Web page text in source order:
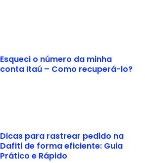
Esqueci o número da minha
conta Itaú – Como recuperá-lo?
Dicas para rastrear pedido na
Dafiti de forma eficiente: Guia
Prático e Rápido